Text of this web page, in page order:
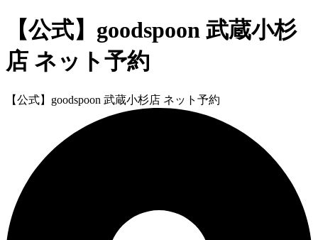
【公式】goodspoon 武蔵小杉
店 ネット予約
【公式】goodspoon 武蔵小杉店 ネット予約